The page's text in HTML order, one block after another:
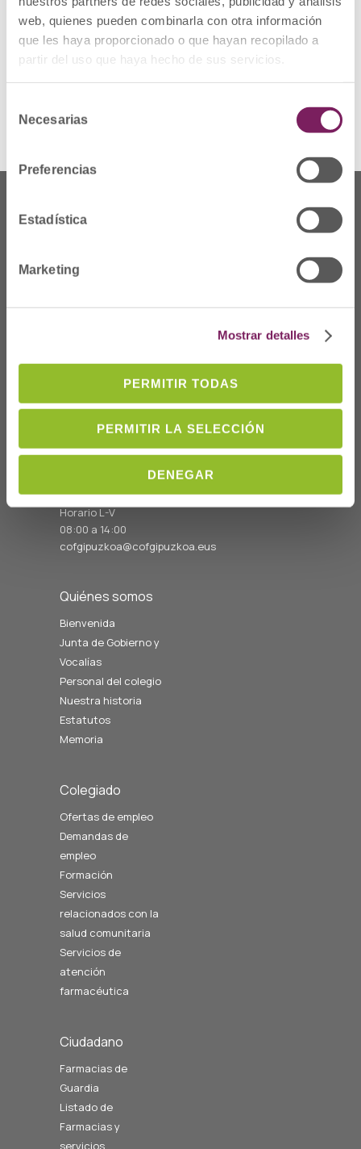
web, quienes pueden combinarla con otra información
que les haya proporcionado o que hayan recopilado a
partir del uso que haya hecho de sus servicios.
Necesarias
Preferencias
Estadística
Marketing
Mostrar detalles
PERMITIR TODAS
PERMITIR LA SELECCIÓN
DENEGAR
Retirada del mercado de todas las unidades
distribuidas de los lotes afectados y
devolución al laboratorio por los cauces
habituales.
Ver Alerta
C/Prim 2, 1º
20006 Donostia/San
Telf: 943 42 91 14
Horario L-V
08:00 a 14:00
cofgipuzkoa@cofgipuzkoa.eus
Quiénes somos
Bienvenida
Junta de Gobierno y
Vocalías
Personal del colegio
Nuestra historia
Estatutos
Memoria
Colegiado
Ofertas de empleo
Demandas de
empleo
Formación
Servicios
relacionados con la
salud comunitaria
Servicios de
atención
farmacéutica
Ciudadano
Farmacias de
Guardia
Listado de
Farmacias y
servicios